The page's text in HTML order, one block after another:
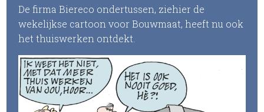
De firma Biereco ondertussen, ziehier de
wekelijkse cartoon voor Bouwmaat, heeft nu ook
het thuiswerken ontdekt.